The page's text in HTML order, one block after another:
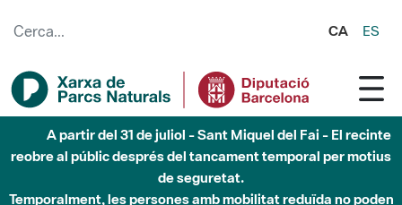
CA ES
A partir del 31 de juliol - Sant Miquel del Fai - El recinte
reobre al públic després del tancament temporal per motius
de seguretat.
Temporalment, les persones amb mobilitat reduïda no poden